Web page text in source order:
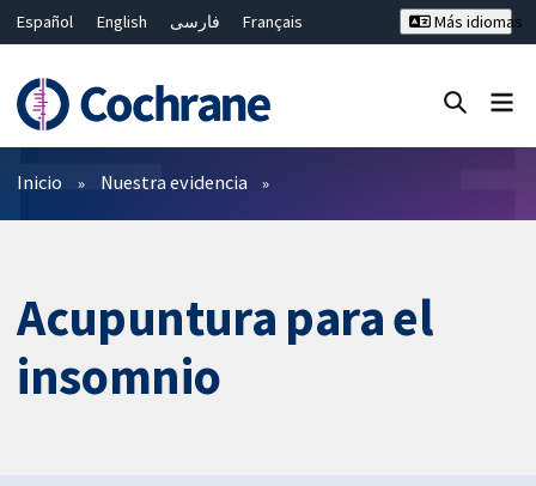
Español English فارسی
Français
Bahasa Malaysia
ไทย 繁體中文
Más idiomas
Filtros
Inicio Nuestra evidencia
Acupuntura para el
insomnio